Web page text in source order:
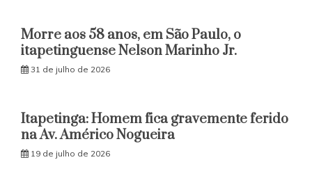
Morre aos 58 anos, em São Paulo, o
itapetinguense Nelson Marinho Jr.
31 de julho de 2026
Itapetinga: Homem fica gravemente ferido
na Av. Américo Nogueira
19 de julho de 2026